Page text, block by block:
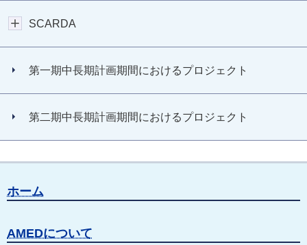
SCARDA
第一期中長期計画期間におけるプロジェクト
第二期中長期計画期間におけるプロジェクト
ホーム
AMEDについて